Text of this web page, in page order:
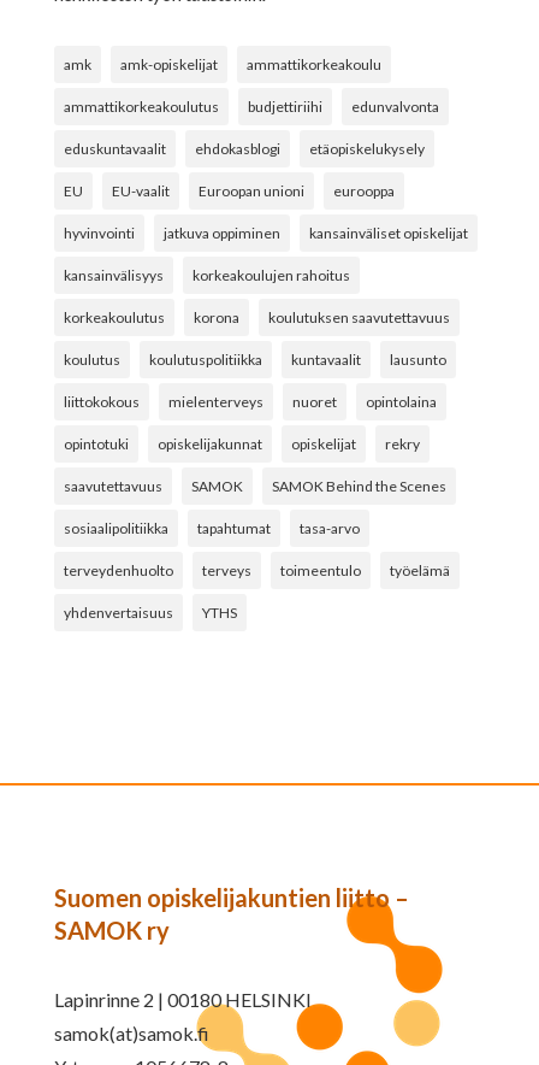
amk amk-opiskelijat ammattikorkeakoulu
ammattikorkeakoulutus budjettiriihi edunvalvonta
eduskuntavaalit ehdokasblogi etäopiskelukysely
EU EU-vaalit Euroopan unioni eurooppa
hyvinvointi jatkuva oppiminen kansainväliset opiskelijat
kansainvälisyys korkeakoulujen rahoitus
korkeakoulutus korona koulutuksen saavutettavuus
koulutus koulutuspolitiikka kuntavaalit lausunto
liittokokous mielenterveys nuoret opintolaina
opintotuki opiskelijakunnat opiskelijat rekry
saavutettavuus SAMOK SAMOK Behind the Scenes
sosiaalipolitiikka tapahtumat tasa-arvo
terveydenhuolto terveys toimeentulo työelämä
yhdenvertaisuus YTHS
Suomen opiskelijakuntien liitto –
SAMOK ry
Lapinrinne 2 | 00180 HELSINKI
samok(at)samok.fi